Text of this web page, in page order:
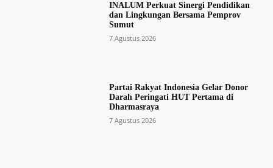
INALUM Perkuat Sinergi Pendidikan
dan Lingkungan Bersama Pemprov
Sumut
7 Agustus 2026
Partai Rakyat Indonesia Gelar Donor
Darah Peringati HUT Pertama di
Dharmasraya
7 Agustus 2026